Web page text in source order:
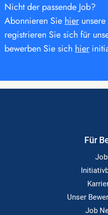
Nicht der passende Job?
Abonnieren Siehierunsere
registrieren Sie sich für
bewerben Sie sich hier
Für
Unser
Job